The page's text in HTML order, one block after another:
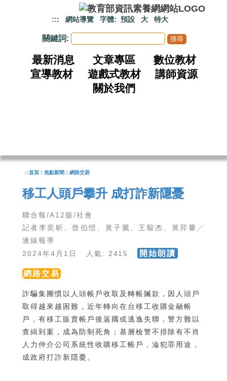
::: 網站導覽 字體: 預設 大 特大
關鍵詞:
最新消息 文章專區
數位教材
宣導教材
遊戲式教材
講師資源
關於我們
:::首頁 : 焦點新聞 : 網路交易
移工人頭戶攀升 成打詐新隱憂
聯合報/A12版/社會
記者李奕昕、曾伯愷、黃子騰、王駿杰、黃羿馨╱
連線報導
2024年4月1日 人氣: 2415
開始朗讀
網路交易
詐騙集團慣以人頭帳戶收取及轉帳贓款，因人頭戶
取得越來越困難，近年轉向在台移工收購金融帳
戶，有移工販賣帳戶後返國或逃逸失聯，警方難以
查緝到案，成為防制死角；基層檢警不排除有不肖
人力仲介公司系統性收購移工帳戶，淪犯罪用途，
成政府打詐新隱憂。